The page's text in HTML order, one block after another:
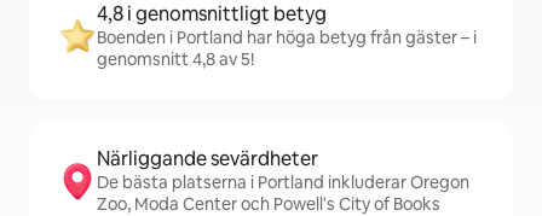
4,8 i genomsnittligt betyg
Boenden i Portland har höga betyg från gäster – i
genomsnitt 4,8 av 5!
Närliggande sevärdheter
De bästa platserna i Portland inkluderar Oregon
Zoo, Moda Center och Powell's City of Books